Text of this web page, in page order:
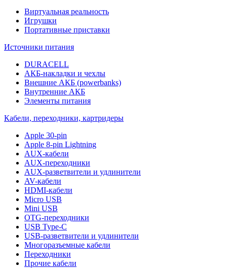
Виртуальная реальность
Игрушки
Портативные приставки
Источники питания
DURACELL
АКБ-накладки и чехлы
Внешние АКБ (powerbanks)
Внутренние АКБ
Элементы питания
Кабели, переходники, картридеры
Apple 30-pin
Apple 8-pin Lightning
AUX-кабели
AUX-переходники
AUX-разветвители и удлинители
AV-кабели
HDMI-кабели
Micro USB
Mini USB
OTG-переходники
USB Type-C
USB-разветвители и удлинители
Многоразъемные кабели
Переходники
Прочие кабели